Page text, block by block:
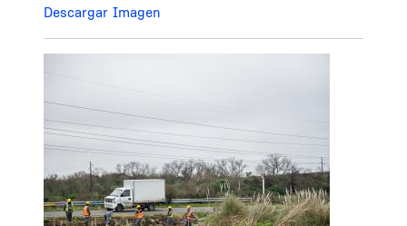
Descargar Imagen